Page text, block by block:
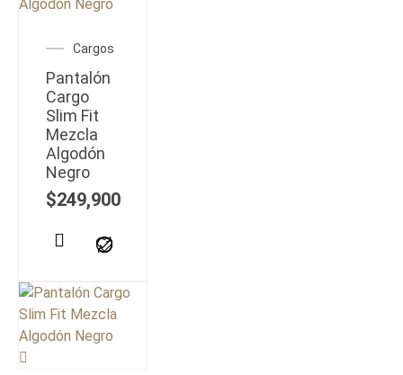
Cargos
Pantalón
Cargo
Slim Fit
Mezcla
Algodón
Negro
$249,900